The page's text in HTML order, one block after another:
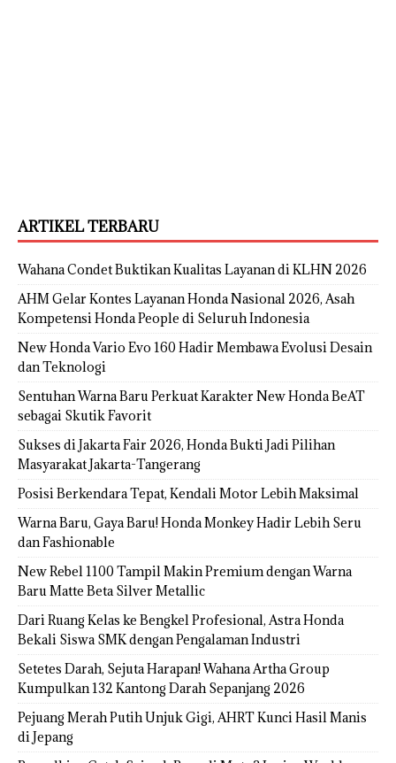
ARTIKEL TERBARU
Wahana Condet Buktikan Kualitas Layanan di KLHN 2026
AHM Gelar Kontes Layanan Honda Nasional 2026, Asah
Kompetensi Honda People di Seluruh Indonesia
New Honda Vario Evo 160 Hadir Membawa Evolusi Desain
dan Teknologi
Sentuhan Warna Baru Perkuat Karakter New Honda BeAT
sebagai Skutik Favorit
Sukses di Jakarta Fair 2026, Honda Bukti Jadi Pilihan
Masyarakat Jakarta-Tangerang
Posisi Berkendara Tepat, Kendali Motor Lebih Maksimal
Warna Baru, Gaya Baru! Honda Monkey Hadir Lebih Seru
dan Fashionable
New Rebel 1100 Tampil Makin Premium dengan Warna
Baru Matte Beta Silver Metallic
Dari Ruang Kelas ke Bengkel Profesional, Astra Honda
Bekali Siswa SMK dengan Pengalaman Industri
Setetes Darah, Sejuta Harapan! Wahana Artha Group
Kumpulkan 132 Kantong Darah Sepanjang 2026
Pejuang Merah Putih Unjuk Gigi, AHRT Kunci Hasil Manis
di Jepang